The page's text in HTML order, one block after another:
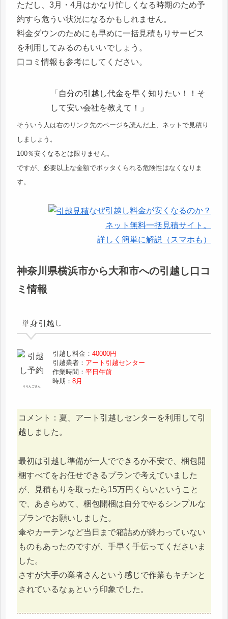
ただし、3月・4月はかなり忙しくなる時期のため予
約すら危うい状況になるかもしれません。
料金ダウンのためにも早めに一括見積もりサービス
を利用してみるのもいいでしょう。
口コミ情報も参考にしてください。
「自分の引越し代金を早く知りたい！！そ
して安い会社を教えて！」
そういう人は右のリンク先のページを読んだ上、ネットで見積り
しましょう。
100％安くなるとは限りません。
ですが、必要以上な金額でボッタくられる危険性はなくなりま
す。
なぜ引越し料金が安くなるのか？
ネット無料一括見積サイト。
詳しく簡単に解説（スマホも）
神奈川県横浜市から大和市への引越し口コ
ミ情報
単身引越し
りりんごさん
引越し料金：40000円
引越業者： アート引越センター
作業時間：平日午前
時期：8月
コメント：夏、アート引越しセンターを利用して引
越しました。
最初は引越し準備が一人でできるか不安で、梱包開
梱すべてをお任せできるプランで考えていました
が、見積もりを取ったら15万円くらいということ
で、あきらめて、梱包開梱は自分でやるシンプルな
プランでお願いしました。
傘やカーテンなど当日まで箱詰めが終わっていない
ものもあったのですが、手早く手伝ってくださいま
した。
さすが大手の業者さんという感じで作業もキチンと
されているなぁという印象でした。